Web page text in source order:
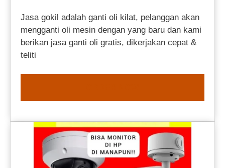
Jasa gokil adalah ganti oli kilat, pelanggan akan
mengganti oli mesin dengan yang baru dan kami
berikan jasa ganti oli gratis, dikerjakan cepat &
teliti